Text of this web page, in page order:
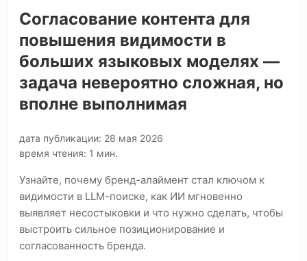
Согласование контента для
повышения видимости в
больших языковых моделях —
задача невероятно сложная, но
вполне выполнимая
дата публикации: 28 мая 2026
время чтения: 1 мин.
Узнайте, почему бренд-алаймент стал ключом к
видимости в LLM-поиске, как ИИ мгновенно
выявляет несостыковки и что нужно сделать, чтобы
выстроить сильное позиционирование и
согласованность бренда.